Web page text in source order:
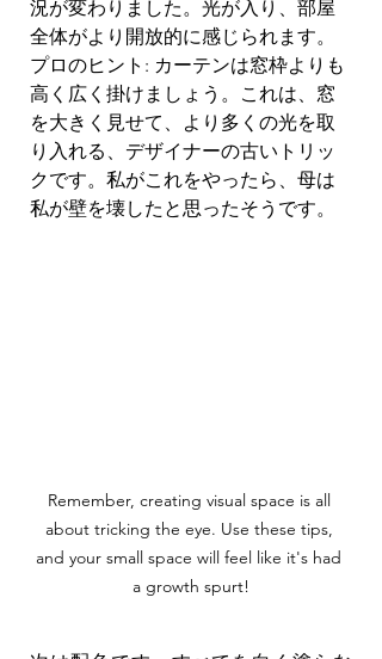
況が変わりました。光が入り、部屋
全体がより開放的に感じられます。
プロのヒント: カーテンは窓枠よりも
高く広く掛けましょう。これは、窓
を大きく見せて、より多くの光を取
り入れる、デザイナーの古いトリッ
クです。私がこれをやったら、母は
私が壁を壊したと思ったそうです。
Remember, creating visual space is all
about tricking the eye. Use these tips,
and your small space will feel like it's had
a growth spurt!